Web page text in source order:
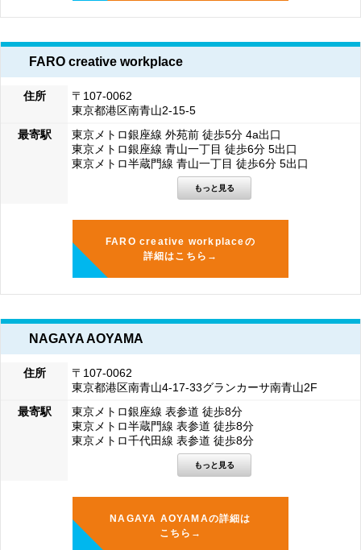
FARO creative workplace
住所
〒107-0062
東京都港区南青山2-15-5
最寄駅
東京メトロ銀座線 外苑前 徒歩5分 4a出口
東京メトロ銀座線 青山一丁目 徒歩6分 5出口
東京メトロ半蔵門線 青山一丁目 徒歩6分 5出口
FARO creative workplaceの
詳細はこちら→
NAGAYA AOYAMA
住所
〒107-0062
東京都港区南青山4-17-33グランカーサ南青山2F
最寄駅
東京メトロ銀座線 表参道 徒歩8分
東京メトロ半蔵門線 表参道 徒歩8分
東京メトロ千代田線 表参道 徒歩8分
NAGAYA AOYAMAの詳細は
こちら→